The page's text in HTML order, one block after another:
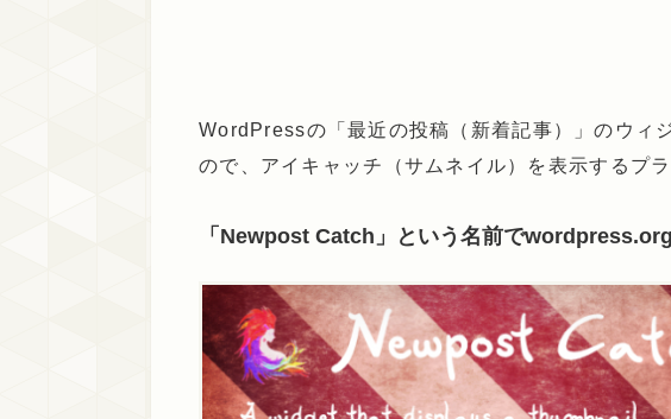
WordPressの「最近の投稿（新着記事）」のウィ
ので、アイキャッチ（サムネイル）を表示するプ
「Newpost Catch」という名前で